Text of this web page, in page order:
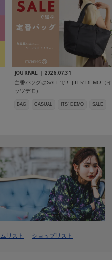
JOURNAL | 2026.07.31
定番バッグはSALEで！ | ITS' DEMO（イ
ッツデモ）
BAG CASUAL ITS' DEMO SALE
リスト ショップリスト